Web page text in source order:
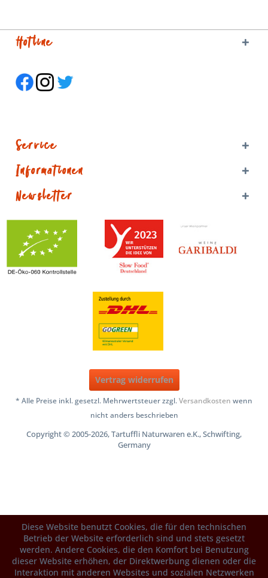
Hotline
Service
Informationen
Newsletter
Vertrag widerrufen
* Alle Preise inkl. gesetzl. Mehrwertsteuer zzgl.Versandkosten wenn
nicht anders beschrieben
Copyright © 2005-2026, Tartuffli Naturwaren e.K., Schwifting,
Germany
Diese Website benutzt Cookies, die für den technischen
Betrieb der Website erforderlich sind und stets gesetzt
werden. Andere Cookies, die den Komfort bei Benutzung
dieser Website erhöhen, der Direktwerbung dienen oder die
Interaktion mit anderen Websites und sozialen Netzwerken